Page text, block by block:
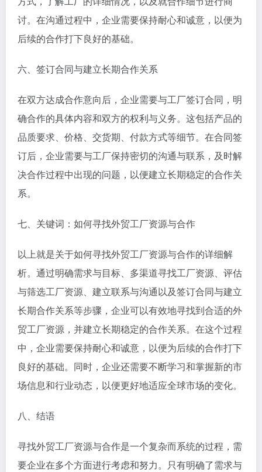
讨。在沟通过程中，企业需要保持耐心和诚意，以便为
后续的合作打下良好的基础。
六、签订合同与建立长期合作关系
在双方达成合作意向后，企业需要与工厂签订合同，明
确合作的具体内容和双方的权利与义务。这包括产品的
品质要求、价格、交货期、付款方式等细节。在合同签
订后，企业需要与工厂保持密切的沟通与联系，及时解
决合作过程中出现的问题，以便建立长期稳定的合作关
系。
七、关键词：如何寻找外贸工厂资源与合作
以上就是关于如何寻找外贸工厂资源与合作的详细解
析。通过明确需求与目标、多渠道寻找工厂资源、评估
与筛选工厂资源、建立联系与沟通以及签订合同与建立
长期合作关系等步骤，企业可以有效地寻找到合适的外
贸工厂资源，并建立长期稳定的合作关系。在这个过程
中，企业需要保持耐心和诚意，以便为后续的合作打下
良好的基础。同时，企业还需要不断学习和掌握新的市
场信息和行业动态，以便更好地适应全球市场的变化。
八、结语
寻找外贸工厂资源与合作是一个复杂而系统的过程，需
要企业在多个方面进行考虑和努力。只有明确了需求与